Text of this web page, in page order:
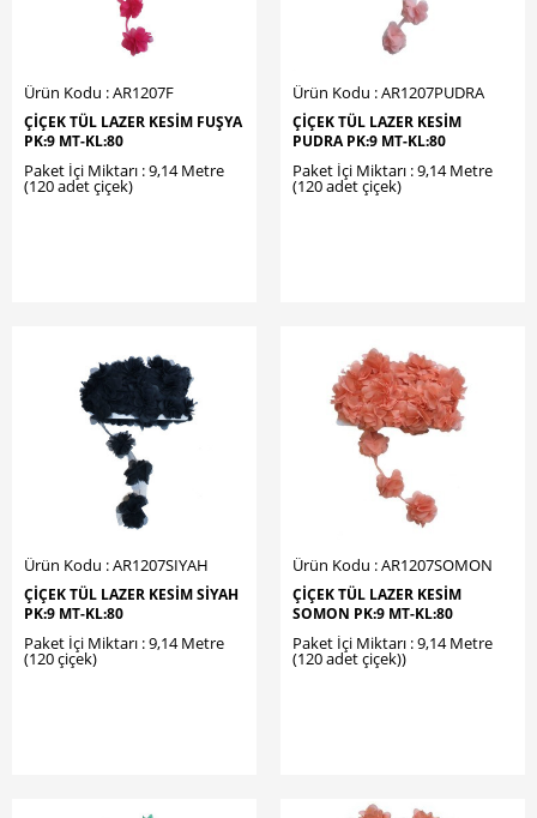
Ürün Kodu : AR1207F
ÇİÇEK TÜL LAZER KESİM FUŞYA
PK:9 MT-KL:80
Paket İçi Miktarı : 9,14 Metre
(120 adet çiçek)
Ürün Kodu : AR1207PUDRA
ÇİÇEK TÜL LAZER KESİM
PUDRA PK:9 MT-KL:80
Paket İçi Miktarı : 9,14 Metre
(120 adet çiçek)
Ürün Kodu : AR1207SIYAH
ÇİÇEK TÜL LAZER KESİM SİYAH
PK:9 MT-KL:80
Paket İçi Miktarı : 9,14 Metre
(120 çiçek)
Ürün Kodu : AR1207SOMON
ÇİÇEK TÜL LAZER KESİM
SOMON PK:9 MT-KL:80
Paket İçi Miktarı : 9,14 Metre
(120 adet çiçek))